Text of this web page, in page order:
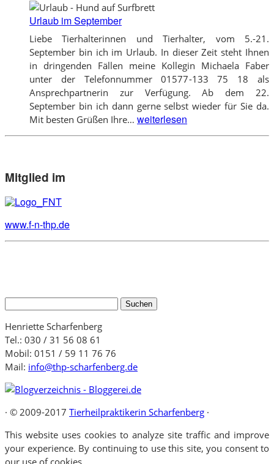
Urlaub im September
Liebe Tierhalterinnen und Tierhalter, vom 5.-21.
September bin ich im Urlaub. In dieser Zeit steht Ihnen
in dringenden Fällen meine Kollegin Michaela Faber
unter der Telefonnummer 01577-133 75 18 als
Ansprechpartnerin zur Verfügung. Ab dem 22.
September bin ich dann gerne selbst wieder für Sie da.
Mit besten Grüßen Ihre… Urlaub
im
September
weiterlesen
Mitglied im
www.f-n-thp.de
Suchen
Henriette Scharfenberg
Tel.: 030 / 31 56 08 61
Mobil: 0151 / 59 11 76 76
Mail: info@thp-scharfenberg.de
· © 2009-2017 Tierheilpraktikerin Scharfenberg ·
This website uses cookies to analyze site traffic and improve
your experience. By continuing to use this site, you consent to
our use of cookies.